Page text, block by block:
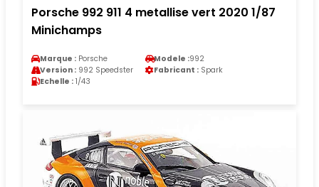
Porsche 992 911 4 metallise vert 2020 1/87
Minichamps
Marque : Porsche Modele :992
Version : 992 Speedster Fabricant : Spark
Echelle : 1/43